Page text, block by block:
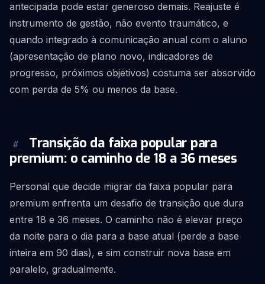
antecipada pode estar generoso demais. Reajuste é
instrumento de gestão, não evento traumático, e
quando integrado à comunicação anual com o aluno
(apresentação de plano novo, indicadores de
progresso, próximos objetivos) costuma ser absorvido
com perda de 5% ou menos da base.
#
Transição da faixa popular para
premium: o caminho de 18 a 36 meses
Personal que decide migrar da faixa popular para
premium enfrenta um desafio de transição que dura
entre 18 e 36 meses. O caminho não é elevar preço
da noite para o dia para a base atual (perde a base
inteira em 90 dias), e sim construir nova base em
paralelo, gradualmente.